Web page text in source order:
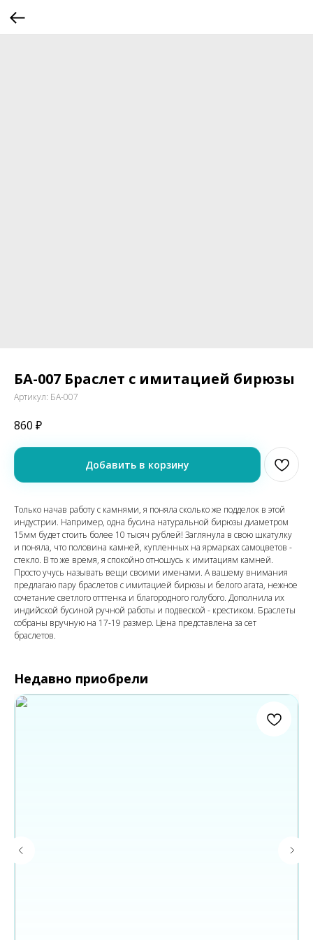
БА-007 Браслет с имитацией бирюзы
Артикул: БА-007
860 ₽
Добавить в корзину
Только начав работу с камнями, я поняла сколько же подделок в этой
индустрии. Например, одна бусина натуральной бирюзы диаметром
15мм будет стоить более 10 тысяч рублей! Заглянула в свою шкатулку
и поняла, что половина камней, купленных на ярмарках самоцветов -
стекло. В то же время, я спокойно отношусь к имитациям камней.
Просто учусь называть вещи своими именами. А вашему внимания
предлагаю пару браслетов с имитацией бирюзы и белого агата, нежное
сочетание светлого отттенка и благородного голубого. Дополнила их
индийской бусиной ручной работы и подвеской - крестиком. Браслеты
собраны вручную на 17-19 размер. Цена представлена за сет
браслетов.
Недавно приобрели